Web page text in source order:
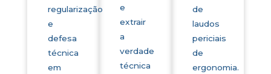
regularização
e
defesa
técnica
em
e
extrair
a
verdade
técnica
de
laudos
periciais
de
ergonomia.